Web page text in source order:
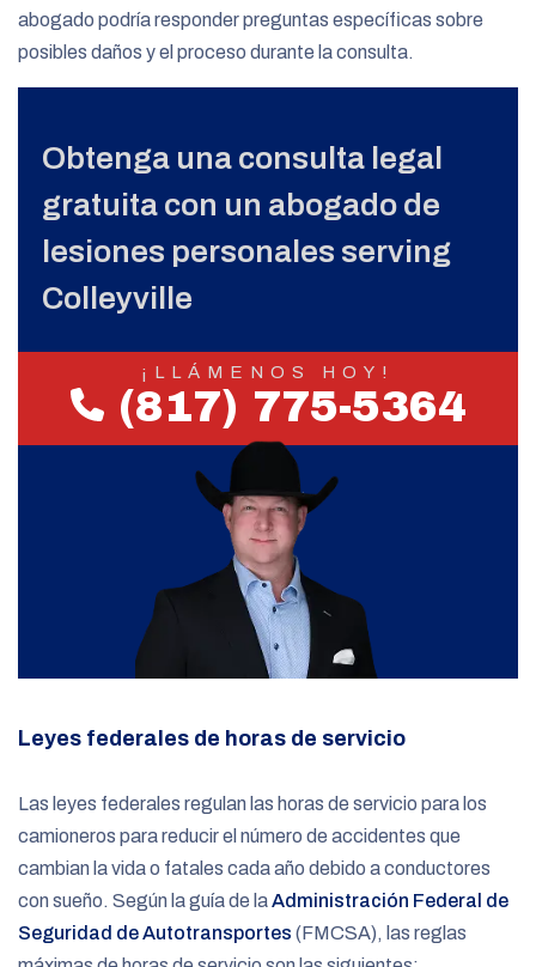
abogado podría responder preguntas específicas sobre
posibles daños y el proceso durante la consulta.
Obtenga una consulta legal
gratuita con un abogado de
lesiones personales serving
Colleyville
¡LLÁMENOS HOY!
(817) 775-5364
Leyes federales de horas de servicio
Las leyes federales regulan las horas de servicio para los
camioneros para reducir el número de accidentes que
cambian la vida o fatales cada año debido a conductores
con sueño. Según la guía de laAdministración Federal de
Seguridad de Autotransportes (FMCSA), las reglas